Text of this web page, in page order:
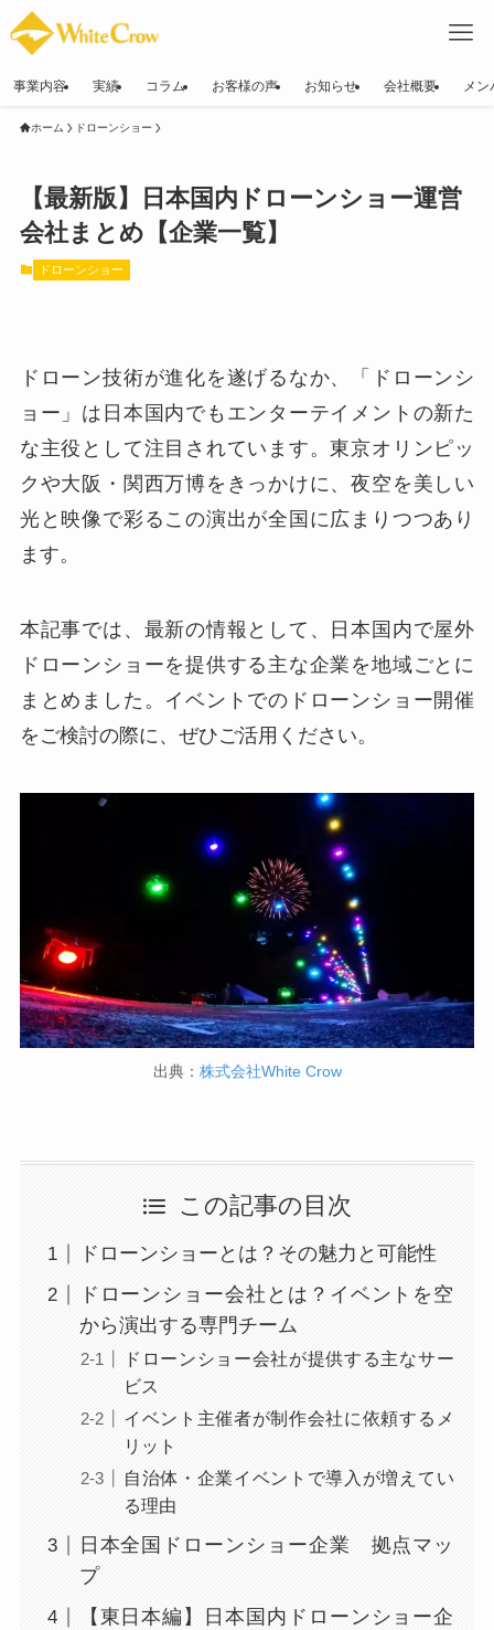
事業内容 実績 コラム お客様の声 お知らせ 会社概要 メン
ホーム ドローンショー
【最新版】日本国内ドローンショー運営
会社まとめ【企業一覧】
ドローンショー
ドローン技術が進化を遂げるなか、「ドローンシ
ョー」は日本国内でもエンターテイメントの新た
な主役として注目されています。東京オリンピッ
クや大阪・関西万博をきっかけに、夜空を美しい
光と映像で彩るこの演出が全国に広まりつつあり
ます。
本記事では、最新の情報として、日本国内で屋外
ドローンショーを提供する主な企業を地域ごとに
まとめました。イベントでのドローンショー開催
をご検討の際に、ぜひご活用ください。
出典： 株式会社White Crow
この記事の目次
ドローンショーとは？その魅力と可能性
ドローンショー会社とは？イベントを空
から演出する専門チーム
ドローンショー会社が提供する主なサー
ビス
イベント主催者が制作会社に依頼するメ
リット
自治体・企業イベントで導入が増えてい
る理由
日本全国ドローンショー企業 拠点マッ
プ
【東日本編】日本国内ドローンショー企